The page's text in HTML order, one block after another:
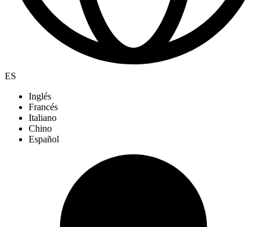
ES
Inglés
Francés
Italiano
Chino
Español